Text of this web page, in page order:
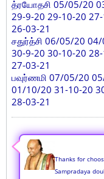
த்ரயோதசி 05/05/20
29-9-20 29-10-20
26-03-21
சதுர்த்சி 06/05/20
30-9-20 30-10-20
27-03-21
பவுர்ணமி 07/05/20
01/10/20 31-10-20
28-03-21
Thanks for
Sampradaya